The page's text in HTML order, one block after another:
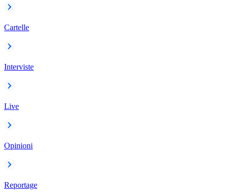
Cartelle
Interviste
Live
Opinioni
Reportage